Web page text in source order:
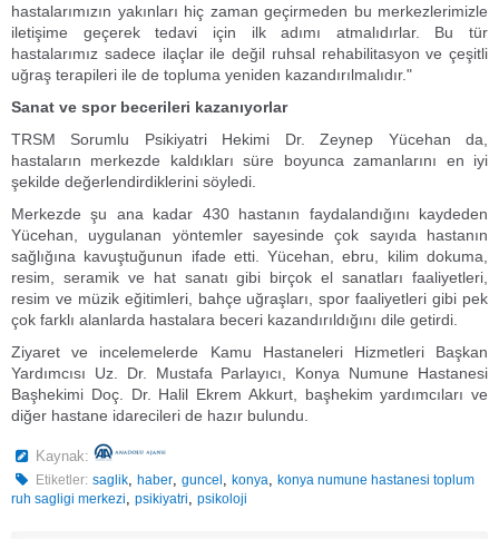
hastalarımızın yakınları hiç zaman geçirmeden bu merkezlerimizle
iletişime geçerek tedavi için ilk adımı atmalıdırlar. Bu tür
hastalarımız sadece ilaçlar ile değil ruhsal rehabilitasyon ve çeşitli
uğraş terapileri ile de topluma yeniden kazandırılmalıdır."
Sanat ve spor becerileri kazanıyorlar
TRSM Sorumlu Psikiyatri Hekimi Dr. Zeynep Yücehan da,
hastaların merkezde kaldıkları süre boyunca zamanlarını en iyi
şekilde değerlendirdiklerini söyledi.
Merkezde şu ana kadar 430 hastanın faydalandığını kaydeden
Yücehan, uygulanan yöntemler sayesinde çok sayıda hastanın
sağlığına kavuştuğunun ifade etti. Yücehan, ebru, kilim dokuma,
resim, seramik ve hat sanatı gibi birçok el sanatları faaliyetleri,
resim ve müzik eğitimleri, bahçe uğraşları, spor faaliyetleri gibi pek
çok farklı alanlarda hastalara beceri kazandırıldığını dile getirdi.
Ziyaret ve incelemelerde Kamu Hastaneleri Hizmetleri Başkan
Yardımcısı Uz. Dr. Mustafa Parlayıcı, Konya Numune Hastanesi
Başhekimi Doç. Dr. Halil Ekrem Akkurt, başhekim yardımcıları ve
diğer hastane idarecileri de hazır bulundu.
Kaynak:
Etiketler: saglik,haber,guncel ,konya,konya numune hastanesi toplum
ruh sagligi merkezi, psikiyatri, psikoloji